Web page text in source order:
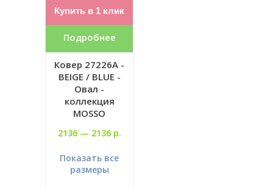
Купить в 1 клик
Подробнее
Ковер 27226A -
BEIGE / BLUE -
Овал -
коллекция
MOSSO
2136 — 2136 р.
Показать все
размеры